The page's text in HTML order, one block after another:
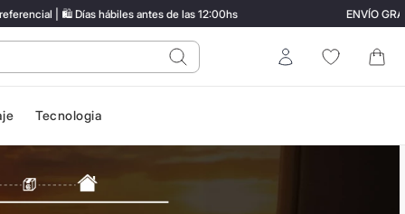
| 🛍️ Días hábiles antes de las 12:00hs ENVÍO GRATIS
Entrar
Tecnologia